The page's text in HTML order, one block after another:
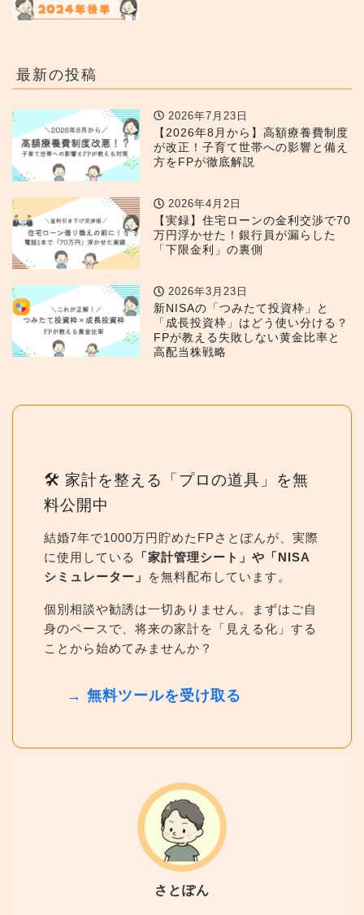
最新の投稿
2026年7月23日
【2026年8月から】高額療養費制度
が改正！子育て世帯への影響と備え
方をFPが徹底解説
2026年4月2日
【実録】住宅ローンの金利交渉で70
万円浮かせた！銀行員が漏らした
「下限金利」の裏側
2026年3月23日
新NISAの「つみたて投資枠」と
「成長投資枠」はどう使い分ける？
FPが教える失敗しない黄金比率と
高配当株戦略
🛠 家計を整える「プロの道具」を無
料公開中
結婚7年で1000万円貯めたFPさとぽんが、実際
に使用している
「家計管理シート」や「NISA
シミュレーター」
を無料配布しています。
個別相談や勧誘は一切ありません。まずはご自
身のペースで、将来の家計を「見える化」する
ことから始めてみませんか？
→ 無料ツールを受け取る
さとぽん